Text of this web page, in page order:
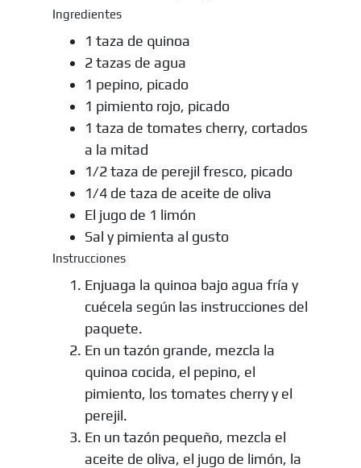
Ingredientes
1 taza de quinoa
2 tazas de agua
1 pepino, picado
1 pimiento rojo, picado
1 taza de tomates cherry, cortados
a la mitad
1/2 taza de perejil fresco, picado
1/4 de taza de aceite de oliva
El jugo de 1 limón
Sal y pimienta al gusto
Instrucciones
Enjuaga la quinoa bajo agua fría y
cuécela según las instrucciones del
paquete.
En un tazón grande, mezcla la
quinoa cocida, el pepino, el
pimiento, los tomates cherry y el
perejil.
En un tazón pequeño, mezcla el
aceite de oliva, el jugo de limón, la